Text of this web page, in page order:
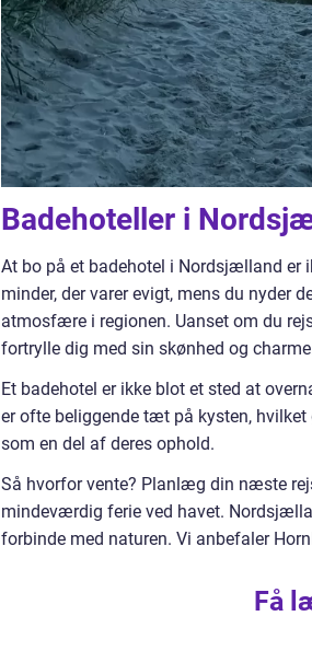
Badehoteller i
At bo på et badehotel i Nordsjælland er
minder, der varer evigt, mens du nyder
atmosfære i regionen. Uanset om du
fortrylle dig med sin skønhed og
Et badehotel er ikke blot et sted at
er ofte beliggende tæt på kysten,
som en del af deres ophold.
Så hvorfor vente? Planlæg din næste
mindeværdig ferie ved havet.
forbinde med naturen. Vi anbefaler
Få